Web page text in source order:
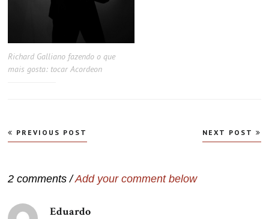
Richard Galliano fazendo o que
mais gosta: tocar Acordeon
Navegação
de
PREVIOUS POST NEXT POST
2 comments /Add your comment below
Eduardo